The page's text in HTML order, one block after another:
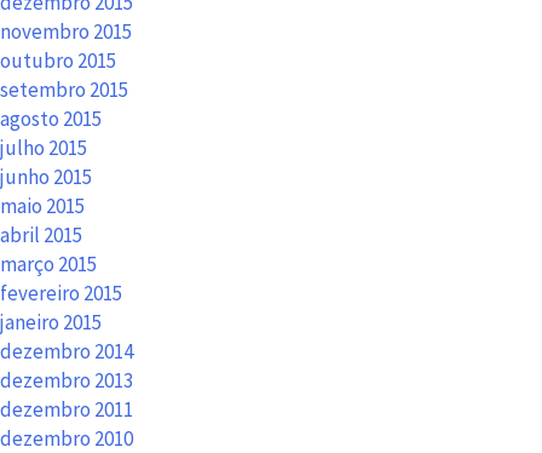
novembro 2015
outubro 2015
setembro 2015
agosto 2015
julho 2015
junho 2015
maio 2015
abril 2015
março 2015
fevereiro 2015
janeiro 2015
dezembro 2014
dezembro 2013
dezembro 2011
dezembro 2010